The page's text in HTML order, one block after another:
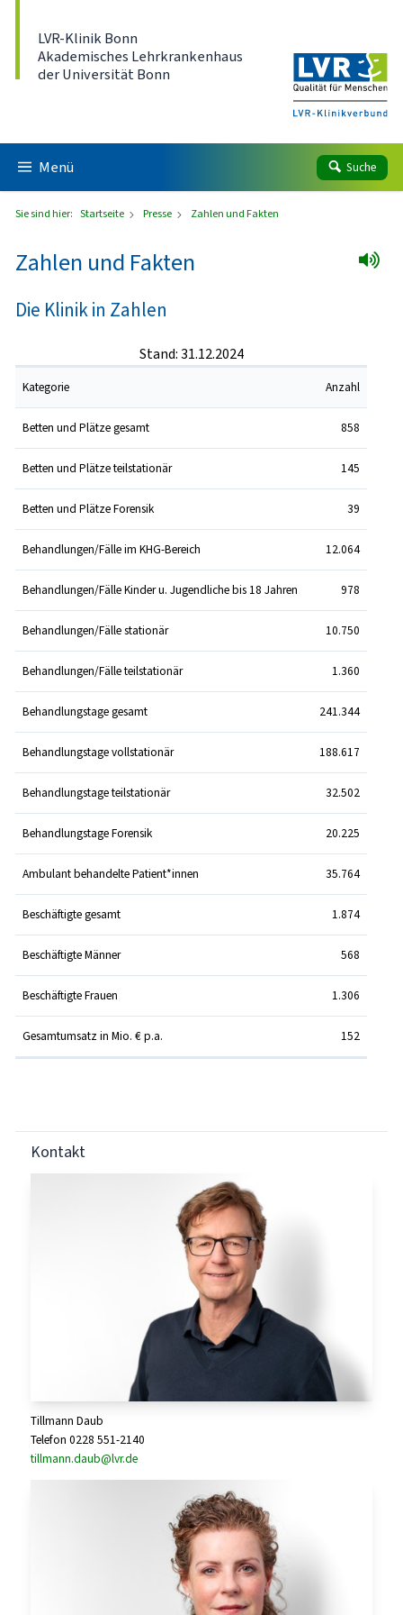
LVR-Klinik Bonn
Akademisches Lehrkrankenhaus
der Universität Bonn
Menü Suche
Sie sind hier: Startseite Presse Zahlen und Fakten
Zahlen und Fakten
Die Klinik in Zahlen
Stand: 31.12.2024
Kategorie Anzahl
Betten und Plätze gesamt 858
Betten und Plätze teilstationär 145
Betten und Plätze Forensik 39
Behandlungen/Fälle im KHG-Bereich 12.064
Behandlungen/Fälle Kinder u. Jugendliche bis 18 Jahren 978
Behandlungen/Fälle stationär 10.750
Behandlungen/Fälle teilstationär 1.360
Behandlungstage gesamt 241.344
Behandlungstage vollstationär 188.617
Behandlungstage teilstationär 32.502
Behandlungstage Forensik 20.225
Ambulant behandelte Patient*innen 35.764
Beschäftigte gesamt 1.874
Beschäftigte Männer 568
Beschäftigte Frauen 1.306
Gesamtumsatz in Mio. € p.a. 152
Kontakt
Tillmann Daub
Telefon 0228 551-2140
tillmann.daub@lvr.de